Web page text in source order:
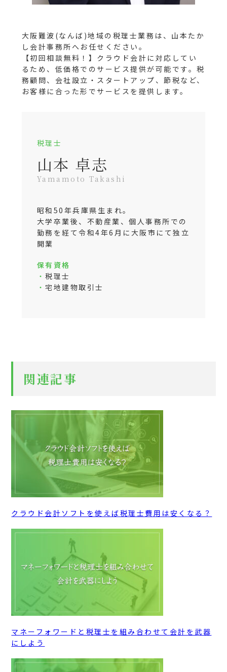
大阪難波(なんば)地域の税理士業務は、山本たか
し会計事務所へお任せください。
【初回相談無料！】クラウド会計に対応してい
るため、低価格でのサービス提供が可能です。税
務顧問、会社設立・スタートアップ、節税など、
お客様に合った形でサービスを提供します。
税理士
山本 卓志
Yamamoto Takashi
昭和50年兵庫県生まれ。
大学卒業後、不動産業、個人事務所での
勤務を経て令和4年6月に大阪市にて独立
開業
保有資格
・税理士
・宅地建物取引士
関連記事
クラウド会計ソフトを使えば税理士費用は安くなる？
マネーフォワードと税理士を組み合わせて会計を武器
にしよう